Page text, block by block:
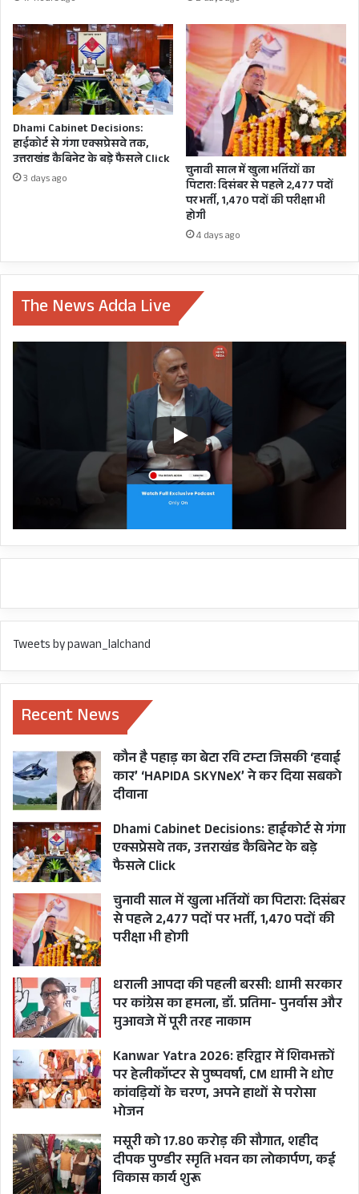
शुरू कर दिया है और पेपर के पैटर्न को पुराने पेपर की
तुलना में काफी बदला हुआ बताते हुए बाजार में इस संबंधी
किताबें भी उपलब्ध न होने का मुद्दा उठाकर दोबारा पुराने
पैटर्न में परीक्षा कराने की मांग कर डाली है।
ASSISTANT ACCOUNTANT EXAM
CM PUSHKAR SINGH DHAMI
GOOGLE TRANSLATE
HINDI
PAPER
UTTARAKHAND
कब!
प्रदर्शन
Dhami Cabinet Decisions:
हाईकोर्ट से गंगा एक्सप्रेसवे तक,
उत्तराखंड कैबिनेट के बड़े फैसले Click
3 days ago चुनावी साल में खुला भर्तियों का
पिटारा: दिसंबर से पहले 2,477 पदों
पर भर्ती, 1,470 पदों की परीक्षा भी
होगी
4 days ago
The News Adda Live
Tweets by pawan_lalchand
Recent News
कौन है पहाड़ का बेटा रवि टम्टा जिसकी ‘हवाई
कार’ ‘HAPIDA SKYNeX’ ने कर दिया सबको
दीवाना
Dhami Cabinet Decisions: हाईकोर्ट से गंगा
एक्सप्रेसवे तक, उत्तराखंड कैबिनेट के बड़े
फैसले Click
चुनावी साल में खुला भर्तियों का पिटारा: दिसंबर
से पहले 2,477 पदों पर भर्ती, 1,470 पदों की
परीक्षा भी होगी
धराली आपदा की पहली बरसी: धामी सरकार
पर कांग्रेस का हमला, डॉ. प्रतिमा- पुनर्वास और
मुआवजे में पूरी तरह नाकाम
Kanwar Yatra 2026: हरिद्वार में शिवभक्तों
पर हेलीकॉप्टर से पुष्पवर्षा, CM धामी ने धोए
कांवड़ियों के चरण, अपने हाथों से परोसा
भोजन
मसूरी को 17.80 करोड़ की सौगात, शहीद
दीपक पुण्डीर स्मृति भवन का लोकार्पण, कई
विकास कार्य शुरू